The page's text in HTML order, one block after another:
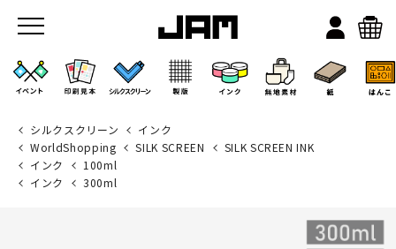
シルクスクリーン
インク
WorldShopping
SILK SCREEN
SILK SCREEN INK
インク
100ml
インク
300ml